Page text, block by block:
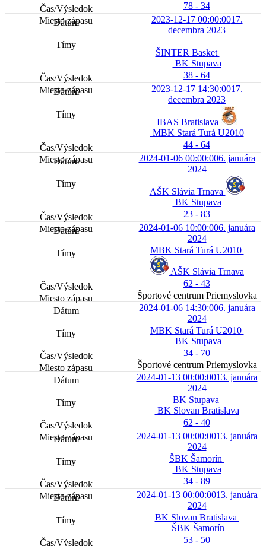
78 - 34
2023-12-17 00:00:0017.
decembra 2023
ŠINTER Basket
BK Stupava
38 - 64
2023-12-17 14:30:0017.
decembra 2023
IBAS Bratislava
MBK Stará Turá U2010
44 - 64
2024-01-06 00:00:006. januára
2024
AŠK Slávia Trnava
BK Stupava
23 - 83
2024-01-06 10:00:006. januára
2024
MBK Stará Turá U2010
AŠK Slávia Trnava
62 - 43
Športové centrum Priemyslovka
2024-01-06 14:30:006. januára
2024
MBK Stará Turá U2010
BK Stupava
34 - 70
Športové centrum Priemyslovka
2024-01-13 00:00:0013. januára
2024
BK Stupava
BK Slovan Bratislava
62 - 40
2024-01-13 00:00:0013. januára
2024
ŠBK Šamorín
BK Stupava
34 - 89
2024-01-13 00:00:0013. januára
2024
BK Slovan Bratislava
ŠBK Šamorín
53 - 50